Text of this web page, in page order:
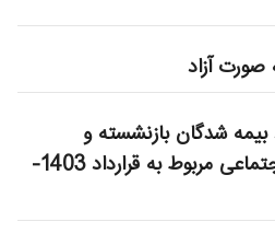
آزاد
شدگان بازنشسته و
مستمری بگیران تامین اجتماعی مربوط به قرارداد 1403-